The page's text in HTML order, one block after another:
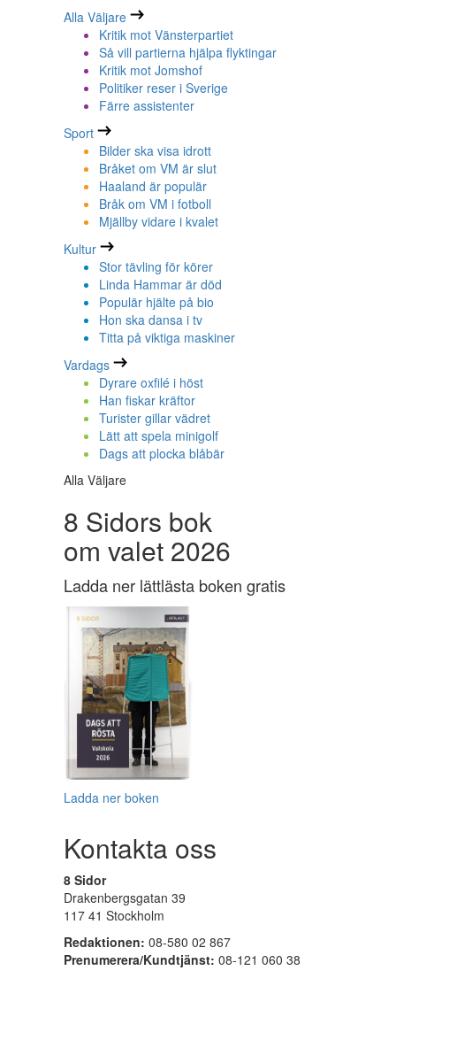
Alla Väljare
Kritik mot Vänsterpartiet
Så vill partierna hjälpa flyktingar
Kritik mot Jomshof
Politiker reser i Sverige
Färre assistenter
Sport
Bilder ska visa idrott
Bråket om VM är slut
Haaland är populär
Bråk om VM i fotboll
Mjällby vidare i kvalet
Kultur
Stor tävling för körer
Linda Hammar är död
Populär hjälte på bio
Hon ska dansa i tv
Titta på viktiga maskiner
Vardags
Dyrare oxfilé i höst
Han fiskar kräftor
Turister gillar vädret
Lätt att spela minigolf
Dags att plocka blåbär
Alla Väljare
8 Sidors bok
om valet 2026
Ladda ner lättlästa boken gratis
Ladda ner boken
Kontakta oss
8 Sidor
Drakenbergsgatan 39
117 41 Stockholm
Redaktionen: 08-580 02 867
Prenumerera/Kundtjänst: 08-121 060 38